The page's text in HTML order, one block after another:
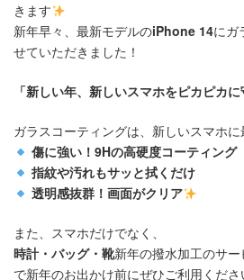
きます
新年早々、最新モデルのiPhone 14にガ
せていただきました！
「新しい年、新しいスマホをピカピカに
ガラスコーティングは、新しいスマホ
傷に強い！9Hの高硬度コーティング
指紋や汚れもサッと拭くだけ
透明感抜群！画面がクリア
また、スマホだけでなく、
時計・バッグ・靴新年の撥水加工のサ
で新年のお出かけ前にぜひご利用くださ